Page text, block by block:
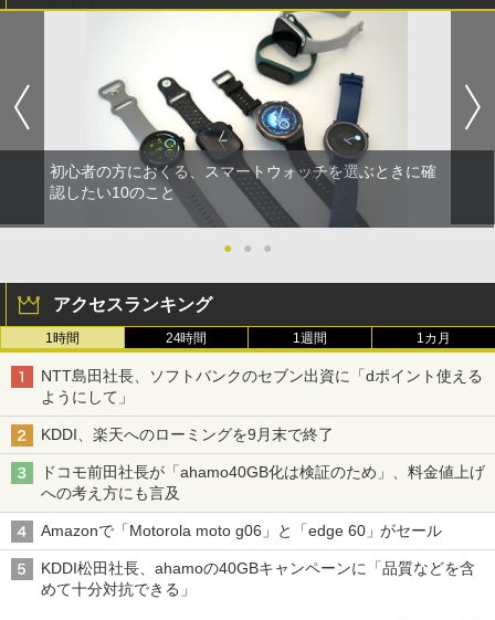
初心者の方におくる、スマートウォッチを選ぶときに確
認したい10のこと
● ● ●
アクセスランキング
1時間 24時間 1週間 1カ月
NTT島田社長、ソフトバンクのセブン出資に「dポイント使える
ようにして」
KDDI、楽天へのローミングを9月末で終了
ドコモ前田社長が「ahamo40GB化は検証のため」、料金値上げ
への考え方にも言及
Amazonで「Motorola moto g06」と「edge 60」がセール
KDDI松田社長、ahamoの40GBキャンペーンに「品質などを含
めて十分対抗できる」